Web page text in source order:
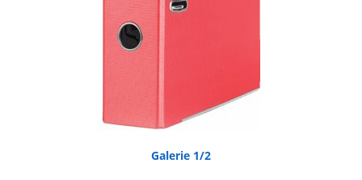
Galerie 1/2